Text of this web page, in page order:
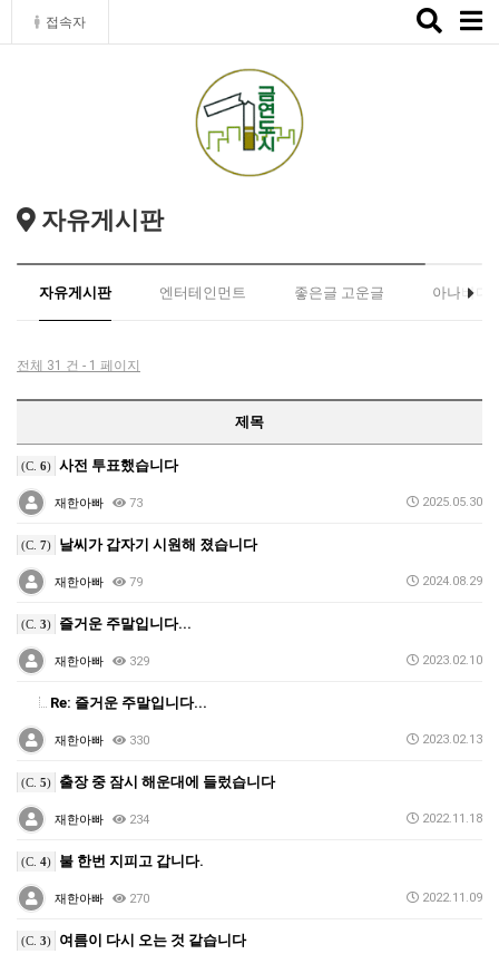
접속자
Toggle
자유게시판
자유게시판 엔터테인먼트 좋은글 고운글 아나바다
전체 31 건 - 1 페이지
제목
(C. 6) 사전 투표했습니다
재한아빠 73 2025.05.30
(C. 7) 날씨가 갑자기 시원해 졌습니다
재한아빠 79 2024.08.29
(C. 3) 즐거운 주말입니다...
재한아빠 329 2023.02.10
Re: 즐거운 주말입니다...
재한아빠 330 2023.02.13
(C. 5) 출장 중 잠시 해운대에 들렀습니다
재한아빠 234 2022.11.18
(C. 4) 불 한번 지피고 갑니다.
재한아빠 270 2022.11.09
(C. 3) 여름이 다시 오는 것 같습니다